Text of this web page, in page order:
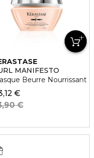
MANIFESTO
Beurre Nourrissant
€
€